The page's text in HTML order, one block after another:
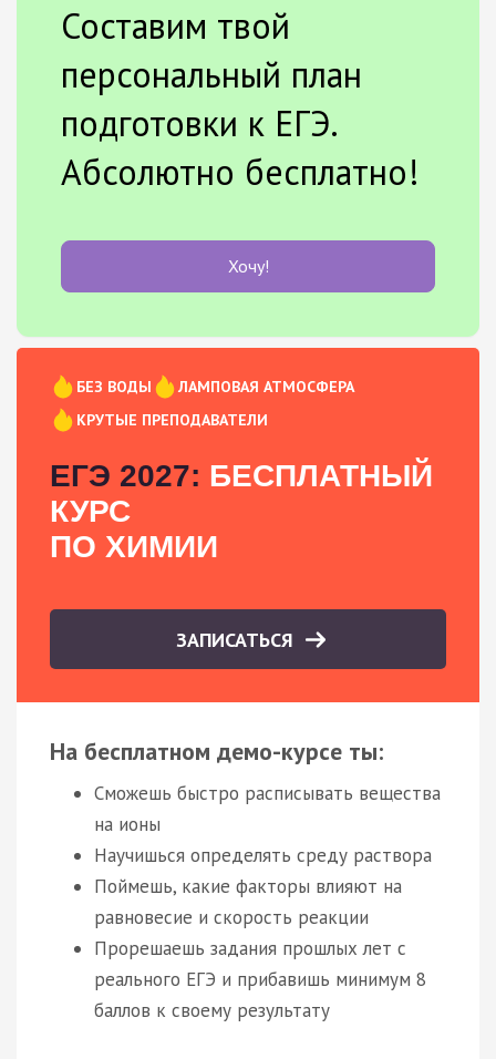
Составим твой
персональный план
подготовки к ЕГЭ.
Абсолютно бесплатно!
Хочу!
БЕЗ ВОДЫ
ЛАМПОВАЯ АТМОСФЕРА
КРУТЫЕ ПРЕПОДАВАТЕЛИ
ЕГЭ 2027: БЕСПЛАТНЫЙ
КУРС
ПО ХИМИИ
ЗАПИСАТЬСЯ
На бесплатном демо-курсе ты:
Сможешь быстро расписывать вещества
на ионы
Научишься определять среду раствора
Поймешь, какие факторы влияют на
равновесие и скорость реакции
Прорешаешь задания прошлых лет с
реального ЕГЭ и прибавишь минимум 8
баллов к своему результату